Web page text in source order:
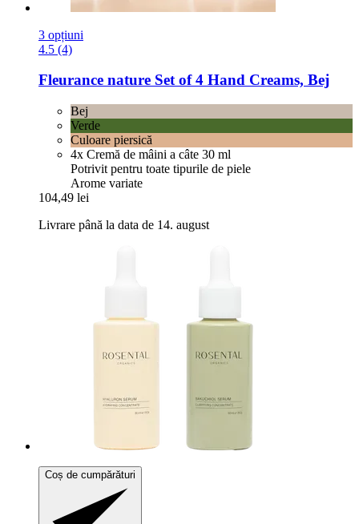
3 opțiuni
4.5 (4)
Fleurance nature Set of 4 Hand Creams, Bej
Bej
Verde
Culoare piersică
4x Cremă de mâini a câte 30 ml
Potrivit pentru toate tipurile de piele
Arome variate
104,49 lei
Livrare până la data de 14. august
Coș de cumpărături